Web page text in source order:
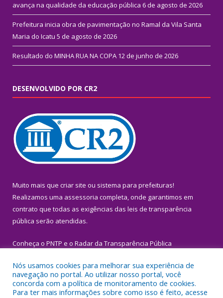
avança na qualidade da educação pública 6 de agosto de 2026
Prefeitura inicia obra de pavimentação no Ramal da Vila Santa
Maria do Icatu 5 de agosto de 2026
Resultado do MINHA RUA NA COPA 12 de junho de 2026
DESENVOLVIDO POR CR2
Muito mais que criar site ou sistema para prefeituras!
Realizamos uma assessoria completa, onde garantimos em
contrato que todas as exigências das leis de transparência
pública serão atendidas.
Conheça o PNTP e o Radar da Transparência Pública
Todos os direitos reservados a Prefeitura Municipal de Igarapé-
Nós usamos cookies para melhorar sua experiência de
navegação no portal. Ao utilizar nosso portal, você
concorda com a política de monitoramento de cookies.
Para ter mais informações sobre como isso é feito, acesse